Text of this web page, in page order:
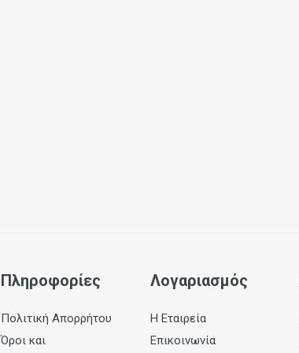
Πληροφορίες
Πολιτική Απορρήτου
Όροι και
Λογαριασμός
Η Εταιρεία
Επικοινωνία